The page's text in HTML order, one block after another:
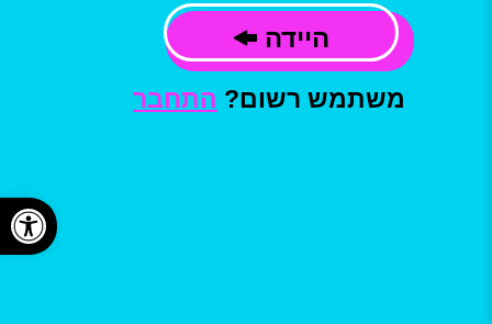
היידה
משתמש רשום? התחבר